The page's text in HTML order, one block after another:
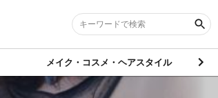
メイク・コスメ・ヘアスタイル